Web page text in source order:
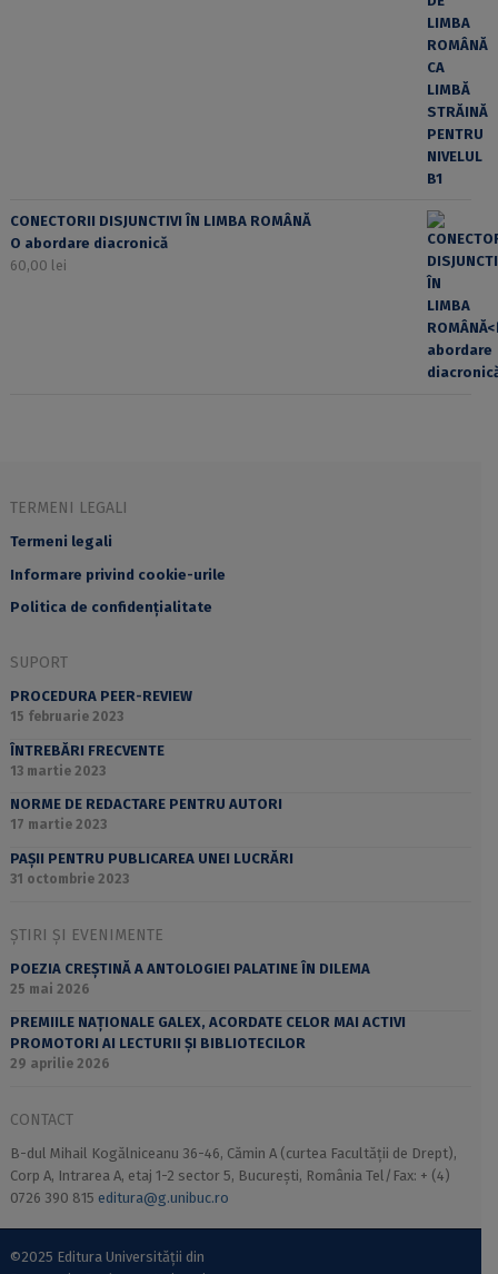
CONECTORII DISJUNCTIVI ÎN LIMBA ROMÂNĂ
O abordare diacronică
60,00 lei
TERMENI LEGALI
Termeni legali
Informare privind cookie-urile
Politica de confidențialitate
SUPORT
PROCEDURA PEER-REVIEW
15 februarie 2023
ÎNTREBĂRI FRECVENTE
13 martie 2023
NORME DE REDACTARE PENTRU AUTORI
17 martie 2023
PAȘII PENTRU PUBLICAREA UNEI LUCRĂRI
31 octombrie 2023
ȘTIRI ȘI EVENIMENTE
POEZIA CREȘTINĂ A ANTOLOGIEI PALATINE ÎN DILEMA
25 mai 2026
PREMIILE NAȚIONALE GALEX, ACORDATE CELOR MAI ACTIVI
PROMOTORI AI LECTURII ȘI BIBLIOTECILOR
29 aprilie 2026
CONTACT
B-dul Mihail Kogălniceanu 36-46, Cămin A (curtea Facultății de Drept),
Corp A, Intrarea A, etaj 1-2 sector 5, București, România Tel/Fax: + (4)
0726 390 815 editura@g.unibuc.ro
©2025 Editura Universității din